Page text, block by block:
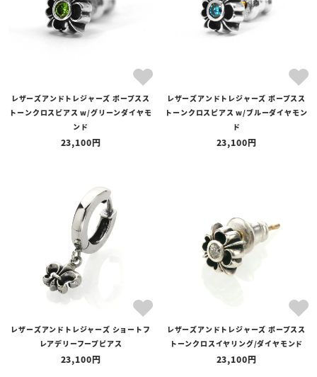
レザーズアンドトレジャーズ ポープスス
トーンクロスピアス w/グリーンダイヤモ
ンド
23,100
レザーズアンドトレジャーズ ポープスス
トーンクロスピアス w/ブルーダイヤモン
ド
23,100
レザーズアンドトレジャーズ ショートフ
レアデリーフープピアス
23,100
レザーズアンドトレジャーズ ポープスス
トーンクロスイヤリング/ダイヤモンド
23,100